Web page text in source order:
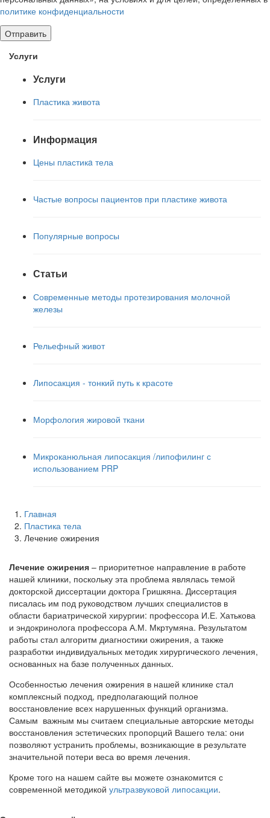
политике конфиденциальности
Услуги
Услуги
Пластика живота
Информация
Цены пластикa тела
Частые вопросы пациентов при пластике живота
Популярные вопросы
Статьи
Современные методы протезирования молочной
железы
Рельефный живот
Липосакция - тонкий путь к красоте
Морфология жировой ткани
Микроканюльная липосакция /липофилинг с
использованием PRP
Главная
Пластика тела
Лечение ожирения
Лечение ожирения – приоритетное направление в работе
нашей клиники, поскольку эта проблема являлась темой
докторской диссертации доктора Гришкяна. Диссертация
писалась им под руководством лучших специалистов в
области бариатрической хирургии: профессора И.Е. Хатькова
и эндокринолога профессора А.М. Мкртумяна. Результатом
работы стал алгоритм диагностики ожирения, а также
разработки индивидуальных методик хирургического лечения,
основанных на базе полученных данных.
Особенностью лечения ожирения в нашей клинике стал
комплексный подход, предполагающий полное
восстановление всех нарушенных функций организма.
Самым важным мы считаем специальные авторские методы
восстановления эстетических пропорций Вашего тела: они
позволяют устранить проблемы, возникающие в результате
значительной потери веса во время лечения.
Кроме того на нашем сайте вы можете ознакомится с
современной методикой ультразвуковой липосакции.